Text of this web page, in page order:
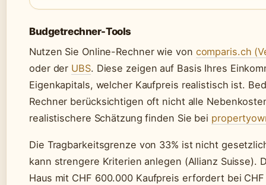
Budgetrechner-Tools
Nutzen Sie Online-Rechner wie von comparis.ch
oder der UBS. Diese zeigen auf Basis Ihres
Eigenkapitals, welcher Kaufpreis realistisch ist.
Rechner berücksichtigen oft nicht alle
realistischere Schätzung finden Sie bei
Die Tragbarkeitsgrenze von 33% ist nicht
kann strengere Kriterien anlegen (Allianz Suisse).
Haus mit CHF 600.000 Kaufpreis erfordert bei